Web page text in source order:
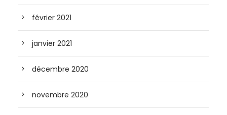
février 2021
janvier 2021
décembre 2020
novembre 2020